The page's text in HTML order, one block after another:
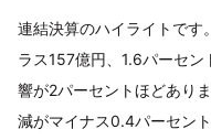
連結決算のハイライトです
ラス157億円、1.6パーセ
響が2パーセントほどあり
減がマイナス0.4パーセント